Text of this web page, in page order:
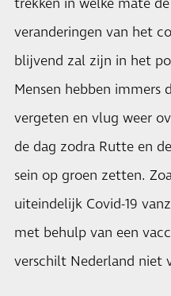
trekken in welke mate
veranderingen van het
blijvend zal zijn in het
Mensen hebben immers
vergeten en vlug weer
de dag zodra Rutte en
sein op groen zetten.
uiteindelijk Covid-19
met behulp van een
verschilt Nederland niet